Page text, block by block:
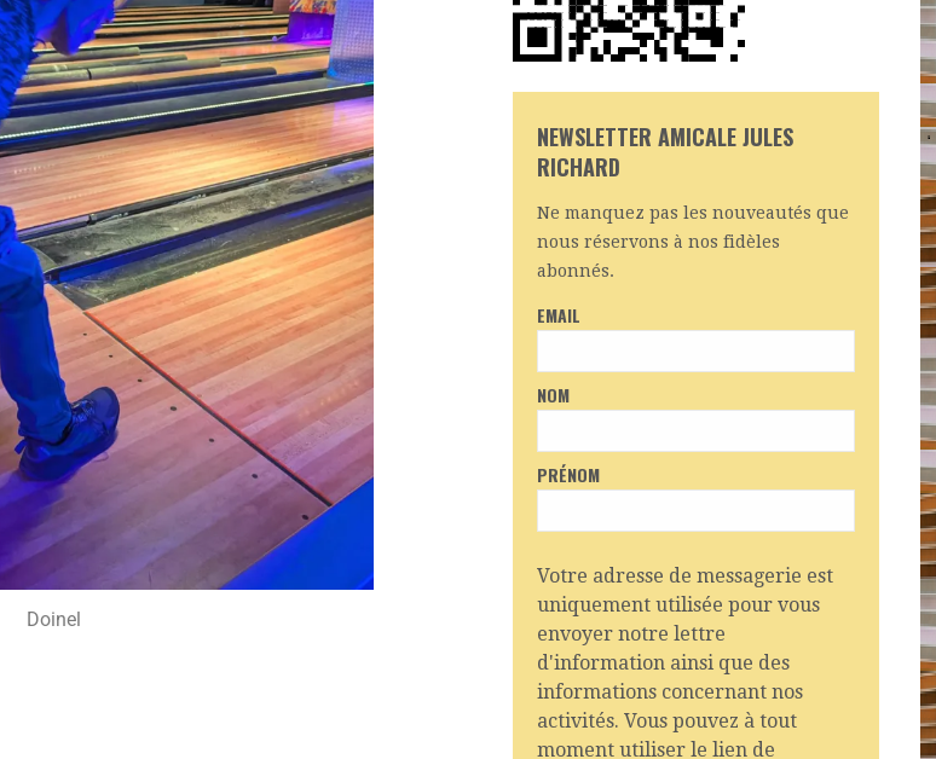
Doinel
NEWSLETTER AMICALE JULES
RICHARD
Ne manquez pas les nouveautés que
nous réservons à nos fidèles
abonnés.
EMAIL
NOM
PRÉNOM
Votre adresse de messagerie est
uniquement utilisée pour vous
envoyer notre lettre
d'information ainsi que des
informations concernant nos
activités. Vous pouvez à tout
moment utiliser le lien de